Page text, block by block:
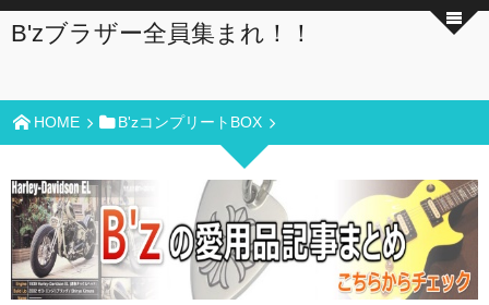
B'zブラザー全員集まれ！！
HOME B'zコンプリートBOX